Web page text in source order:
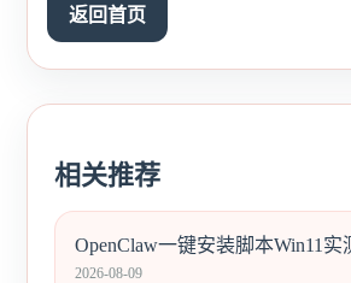
返回首页
相关推荐
OpenClaw一键安装脚本Win11
2026-08-09